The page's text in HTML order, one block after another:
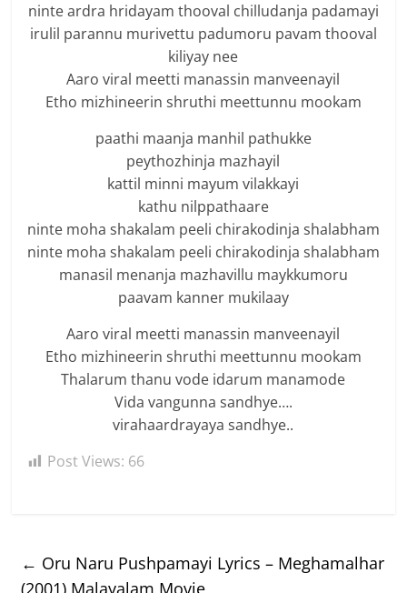
ninte ardra hridayam thooval chilludanja padamayi
irulil parannu murivettu padumoru pavam thooval
kiliyay nee
Aaro viral meetti manassin manveenayil
Etho mizhineerin shruthi meettunnu mookam
paathi maanja manhil pathukke
peythozhinja mazhayil
kattil minni mayum vilakkayi
kathu nilppathaare
ninte moha shakalam peeli chirakodinja shalabham
ninte moha shakalam peeli chirakodinja shalabham
manasil menanja mazhavillu maykkumoru
paavam kanner mukilaay
Aaro viral meetti manassin manveenayil
Etho mizhineerin shruthi meettunnu mookam
Thalarum thanu vode idarum manamode
Vida vangunna sandhye….
virahaardrayaya sandhye..
Post Views: 66
← Oru Naru Pushpamayi Lyrics – Meghamalhar